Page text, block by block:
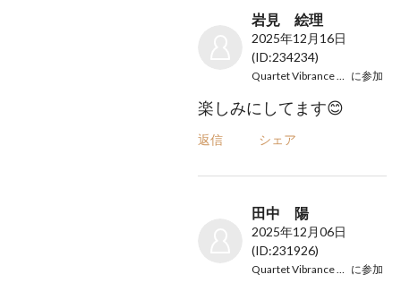
岩見 絵理
2025年12月16日
(ID:234234)
に参加
楽しみにしてます😊
返信 シェア
田中 陽
2025年12月06日
(ID:231926)
に参加